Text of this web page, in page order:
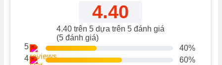
4.40
4.40 trên 5 dựa trên 5 đánh giá
(5 đánh giá)
5
40%
4
60%